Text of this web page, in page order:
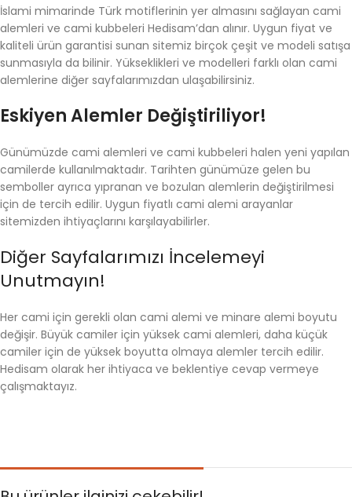
İslami mimarinde Türk motiflerinin yer almasını sağlayan cami
alemleri ve cami kubbeleri Hedisam’dan alınır. Uygun fiyat ve
kaliteli ürün garantisi sunan sitemiz birçok çeşit ve modeli satışa
sunmasıyla da bilinir. Yükseklikleri ve modelleri farklı olan cami
alemlerine diğer sayfalarımızdan ulaşabilirsiniz.
Eskiyen Alemler Değiştiriliyor!
Günümüzde cami alemleri ve cami kubbeleri halen yeni yapılan
camilerde kullanılmaktadır. Tarihten günümüze gelen bu
semboller ayrıca yıpranan ve bozulan alemlerin değiştirilmesi
için de tercih edilir. Uygun fiyatlı cami alemi arayanlar
sitemizden ihtiyaçlarını karşılayabilirler.
Diğer Sayfalarımızı İncelemeyi
Unutmayın!
Her cami için gerekli olan cami alemi ve minare alemi boyutu
değişir. Büyük camiler için yüksek cami alemleri, daha küçük
camiler için de yüksek boyutta olmaya alemler tercih edilir.
Hedisam olarak her ihtiyaca ve beklentiye cevap vermeye
çalışmaktayız.